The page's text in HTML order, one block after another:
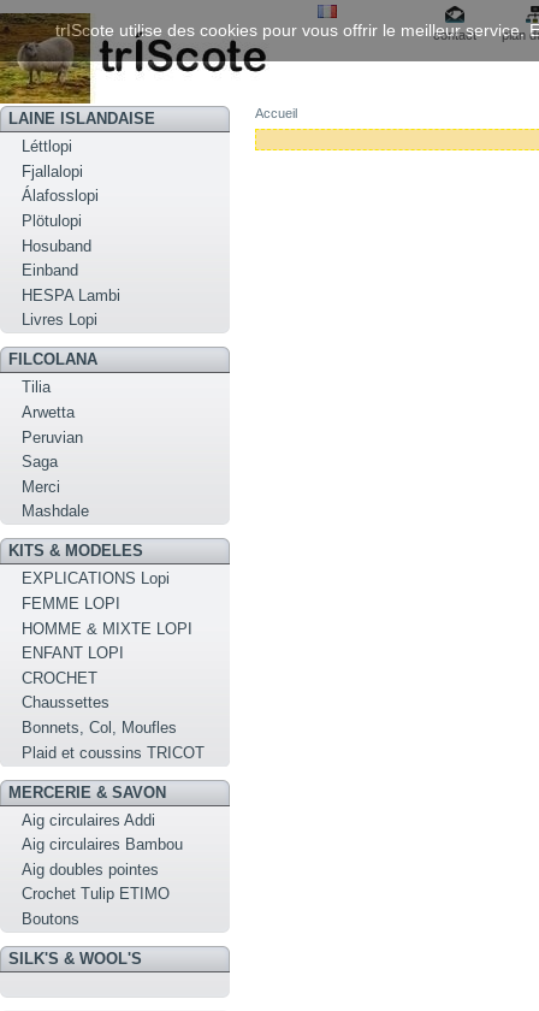
contact plan
LAINE ISLANDAISE
Léttlopi
Fjallalopi
Álafosslopi
Plötulopi
Hosuband
Einband
HESPA Lambi
Livres Lopi
FILCOLANA
Tilia
Arwetta
Peruvian
Saga
Merci
Mashdale
KITS & MODELES
EXPLICATIONS Lopi
FEMME LOPI
HOMME & MIXTE LOPI
ENFANT LOPI
CROCHET
Chaussettes
Bonnets, Col, Moufles
Plaid et coussins TRICOT
MERCERIE & SAVON
Aig circulaires Addi
Aig circulaires Bambou
Aig doubles pointes
Crochet Tulip ETIMO
Boutons
SILK'S & WOOL'S
Accueil
trIScote utilise des cookies pour vous offrir le meilleur